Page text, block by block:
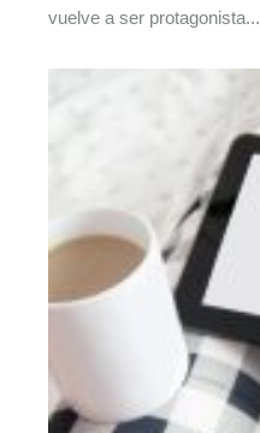
vuelve a ser protagonista...